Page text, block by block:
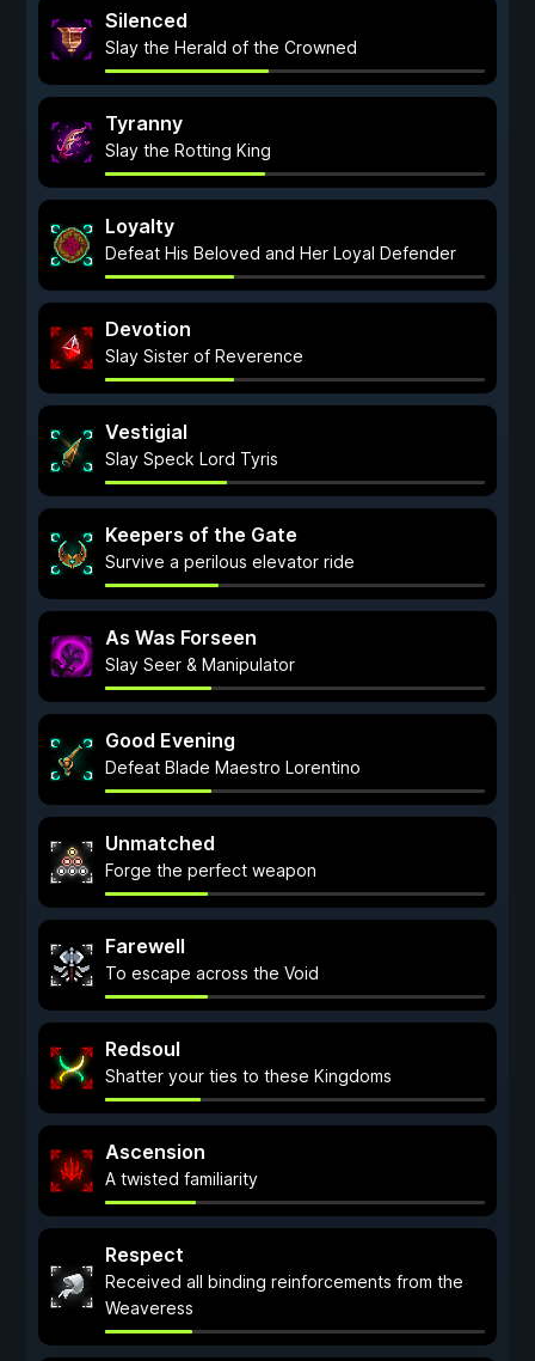
Silenced
Slay the Herald of the Crowned
Tyranny
Slay the Rotting King
Loyalty
Defeat His Beloved and Her Loyal Defender
Devotion
Slay Sister of Reverence
Vestigial
Slay Speck Lord Tyris
Keepers of the Gate
Survive a perilous elevator ride
As Was Forseen
Slay Seer & Manipulator
Good Evening
Defeat Blade Maestro Lorentino
Unmatched
Forge the perfect weapon
Farewell
To escape across the Void
Redsoul
Shatter your ties to these Kingdoms
Ascension
A twisted familiarity
Respect
Received all binding reinforcements from the
Weaveress